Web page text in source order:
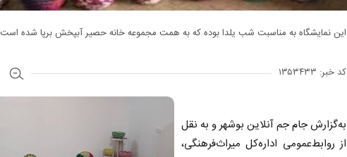
این نمایشگاه به مناسبت شب یلدا بوده که به همت مجموعه خانه حصیر آبپخش برپا شده است
کد خبر: ۱۳۵۳۴۳۳
به‌گزارش جام جم آنلاین بوشهر و به نقل
از روابط‌عمومی اداره‌کل میراث‌فرهنگی،